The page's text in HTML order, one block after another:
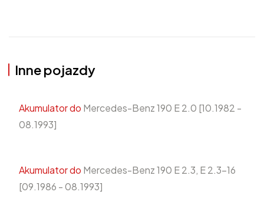
Inne pojazdy
Akumulator do Mercedes-Benz 190 E 2.0 [10.1982 -
08.1993]
Akumulator do Mercedes-Benz 190 E 2.3, E 2.3-16
[09.1986 - 08.1993]